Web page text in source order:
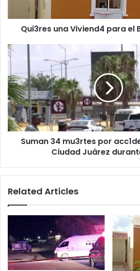
Qui3res una Viviend4 para el
Suman
34
por
acc1dentes
viales
en
Ciudad
Juárez
duranteSuman 34 mu3rtes por
Ciudad Juárez
Related Articles